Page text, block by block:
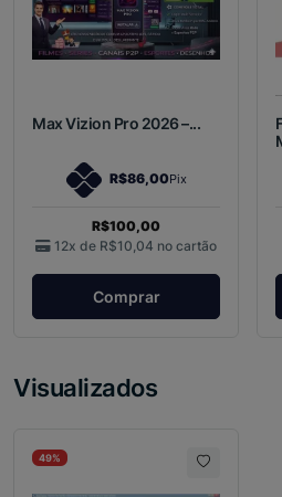
Max Vizion Pro 2026 –...
R$86,00Pix
R$100,00
12x de R$10,04 no cartão
Comprar
Visualizados
49%